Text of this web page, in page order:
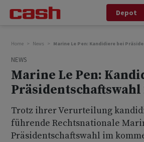
Depot
Home News Marine Le Pen: Kandidiere bei
NEWS
Marine Le Pen:
Präsidentschaftswahl
Trotz ihrer Verurteilung
führende Rechtsnationale
Präsidentschaftswahl im